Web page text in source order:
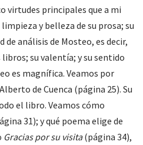
virtudes principales que a mi
y belleza de su prosa; su
análisis de Mosteo, es decir,
su valentía; y su sentido
es magnífica. Veamos por
de Cuenca (página 25). Su
el libro. Veamos cómo
31); y qué poema elige de
Gracias por su visita(página 34),